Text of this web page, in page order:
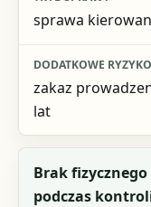
sprawa
zakaz
lat
Brak
podczas